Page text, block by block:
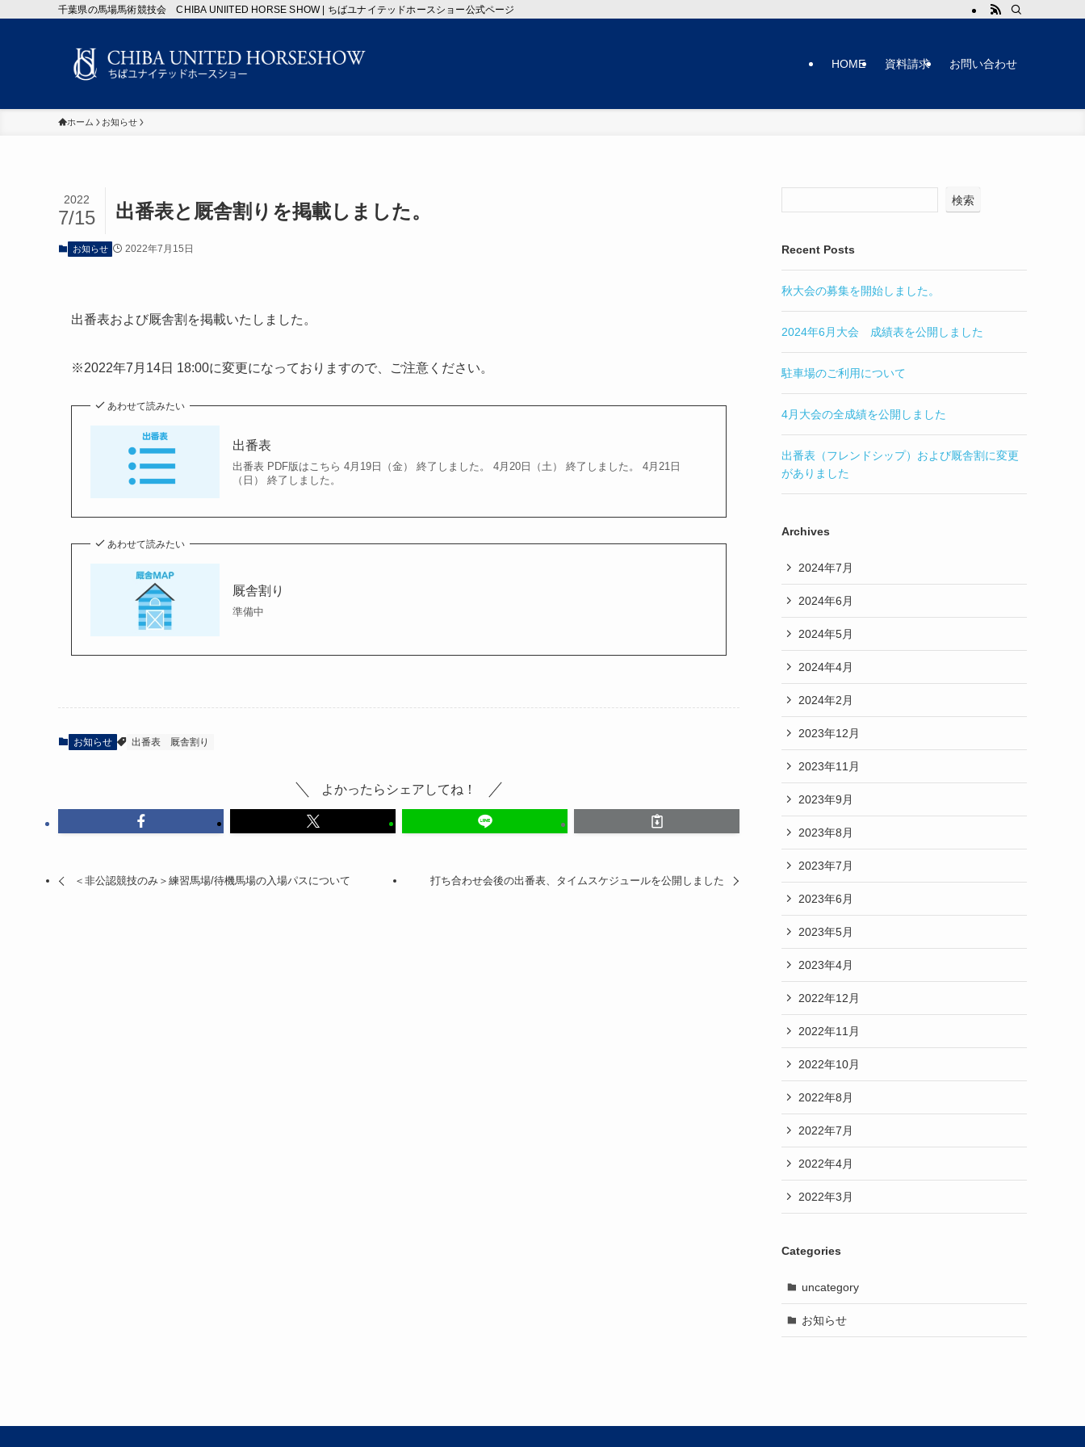
千葉県の馬場馬術競技会 CHIBA UNIITED HORSE SHOW | ちばユナイテッドホースショー公式ページ
HOME 資料請求 お問い合わせ
ホーム お知らせ
出番表と厩舎割りを掲載しました。
2022
7/15
お知らせ 2022年7月15日
出番表および厩舎割を掲載いたしました。
※2022年7月14日 18:00に変更になっておりますので、ご注意ください。
あわせて読みたい
出番表
出番表 PDF版はこちら 4月19日（金） 終了しました。 4月20日（土） 終了しました。 4月21日
（日） 終了しました。
あわせて読みたい
厩舎割り
準備中
お知らせ 出番表 厩舎割り
よかったらシェアしてね！
＜非公認競技のみ＞練習馬場/待機馬場の入場パスについて 打ち合わせ会後の出番表、タイムスケジュールを公開しました
検索
Recent Posts
秋大会の募集を開始しました。
2024年6月大会 成績表を公開しました
駐車場のご利用について
4月大会の全成績を公開しました
出番表（フレンドシップ）および厩舎割に変更
がありました
Archives
2024年7月
2024年6月
2024年5月
2024年4月
2024年2月
2023年12月
2023年11月
2023年9月
2023年8月
2023年7月
2023年6月
2023年5月
2023年4月
2022年12月
2022年11月
2022年10月
2022年8月
2022年7月
2022年4月
2022年3月
Categories
uncategory
お知らせ